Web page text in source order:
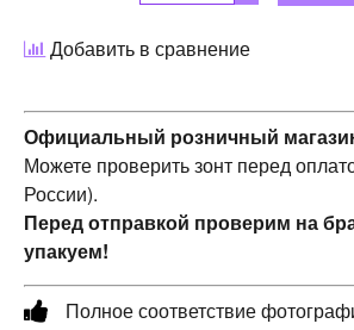
Добавить в сравнение
Официальный розничный
Можете проверить зонт перед
России).
Перед отправкой проверим на
упакуем!
Полное соответствие